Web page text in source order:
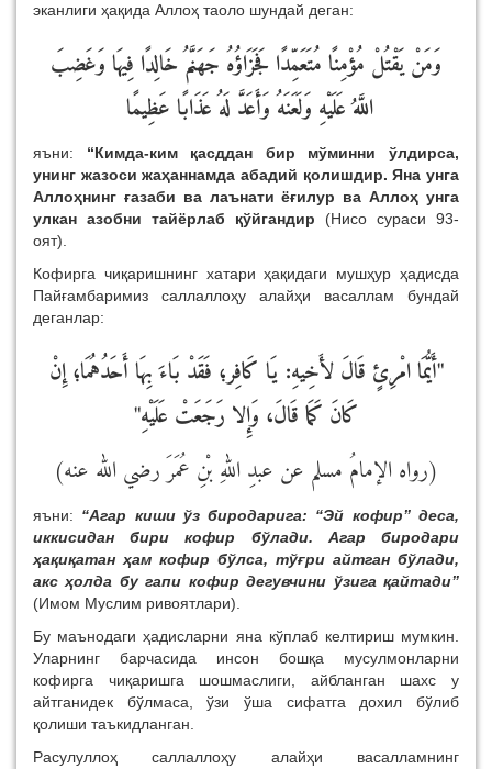
эканлиги ҳақида Аллоҳ таоло шундай деган:
وَمَنْ يَقْتُلْ مُؤْمِنًا مُتَعَمِّدًا فَجَزَاؤُهُ جَهَنَّمُ خَالِدًا فِيهَا وَغَضِبَ
اللَّهُ عَلَيْهِ وَلَعَنَهُ وَأَعَدَّ لَهُ عَذَابًا عَظِيمًا
яъни: “Кимда-ким қасддан бир мўминни ўлдирса,
унинг жазоси жаҳаннамда абадий қолишдир. Яна унга
Аллоҳнинг ғазаби ва лаънати ёғилур ва Аллоҳ унга
улкан азобни тайёрлаб қўйгандир (Нисо сураси 93-
оят).
Кофирга чиқаришнинг хатари ҳақидаги мушҳур ҳадисда
Пайғамбаримиз саллаллоҳу алайҳи васаллам бундай
деганлар:
"أَيُّمَا امْرِئٍ قَالَ لأَخِيهِ: يَا كَافِر؛ فَقَدْ بَاءَ بِهَا أَحَدُهُمَا؛ إِنْ
كَانَ كَمَا قَالَ، وَإِلا رَجَعَتْ عَلَيْهِ"
(رواه الإمامُ مسلم عن عبدِ اللهِ بْنِ عُمَرَ رضي الله عنه)
яъни: “Агар киши ўз биродарига: “Эй кофир” деса,
иккисидан бири кофир бўлади. Агар биродари
ҳақиқатан ҳам кофир бўлса, тўғри айтган бўлади,
акс ҳолда бу гапи кофир дегувчини ўзига қайтади”
(Имом Муслим ривоятлари).
Бу маънодаги ҳадисларни яна кўплаб келтириш мумкин.
Уларнинг барчасида инсон бошқа мусулмонларни
кофирга чиқаришга шошмаслиги, айбланган шахс у
айтганидек бўлмаса, ўзи ўша сифатга дохил бўлиб
қолиши таъкидланган.
Расулуллоҳ саллаллоҳу алайҳи васалламнинг